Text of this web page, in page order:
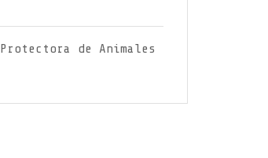
Protectora de Animales